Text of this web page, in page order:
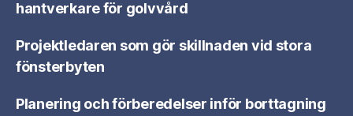
hantverkare för golvvård
Projektledaren som gör skillnaden vid stora
fönsterbyten
Planering och förberedelser inför borttagning